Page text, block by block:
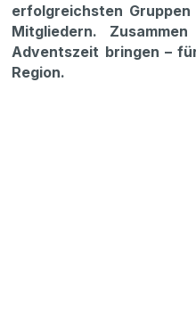
erfolgreichsten
Mitgliedern.
Adventszeit bringen –
Region.